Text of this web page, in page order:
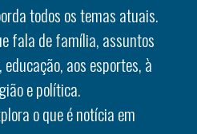
todos os temas atuais.
fala de família, assuntos
aos esportes, à
e política.
o que é notícia em